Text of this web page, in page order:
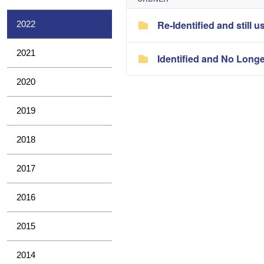
2022
2021
2020
2019
2018
2017
2016
2015
2014
Re-Identified and still
Identified and No